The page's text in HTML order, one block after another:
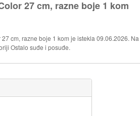
27 cm, razne boje 1 kom
cm, razne boje 1 kom je istekla 09.06.2026.
Ostalo suđe i posuđe.